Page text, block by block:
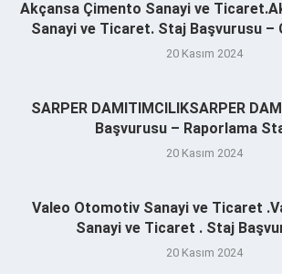
Akçansa Çimento Sanayi ve
Sanayi ve Ticaret. Staj Başvurusu –
20 Kasım 2024
SARPER DAMITIMCILIKSARPER
Başvurusu – Raporlama
20 Kasım 2024
Valeo Otomotiv Sanayi ve Ticaret
Sanayi ve Ticaret . Staj
20 Kasım 2024